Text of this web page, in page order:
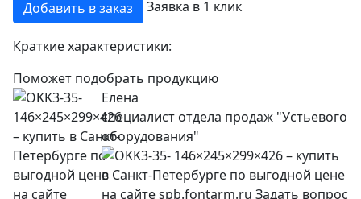
Добавить в заказ Заявка в 1 клик
Краткие характеристики:
Поможет подобрать продукцию
Елена
специалист отдела продаж "Устьевого
оборудования"